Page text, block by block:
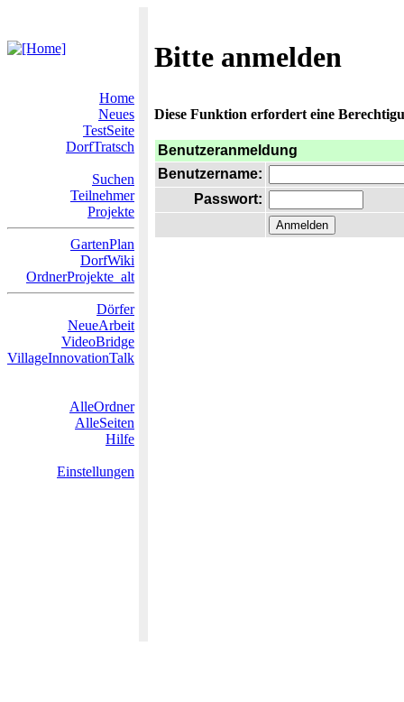
Bitte anmelden
Home
Neues
TestSeite
DorfTratsch
Suchen
Teilnehmer
Projekte
GartenPlan
DorfWiki
OrdnerProjekte_alt
Dörfer
NeueArbeit
VideoBridge
VillageInnovationTalk
AlleOrdner
AlleSeiten
Hilfe
Einstellungen
Diese Funktion erfordert eine
Benutzeranmeldung
Benutzername:
Passwort: